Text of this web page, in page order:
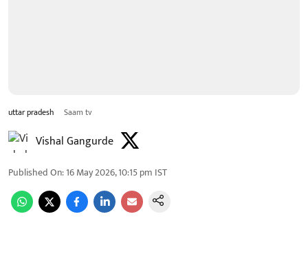
uttar pradesh Saam tv
Vishal Gangurde
Published On:16 May 2026, 10:15 pm IST